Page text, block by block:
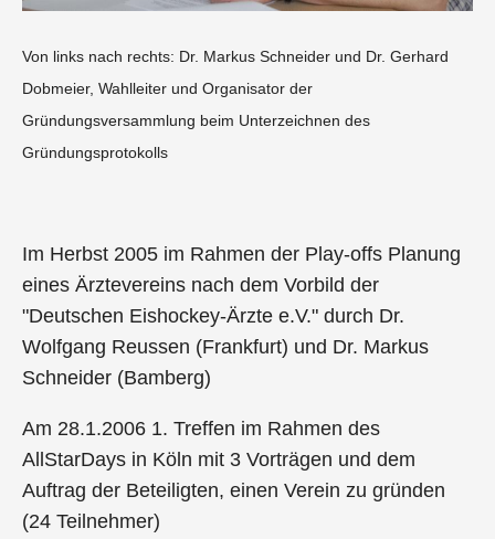
Von links nach rechts: Dr. Markus Schneider und Dr. Gerhard
Dobmeier, Wahlleiter und Organisator der
Gründungsversammlung beim Unterzeichnen des
Gründungsprotokolls
Im Herbst 2005 im Rahmen der Play-offs Planung
eines Ärztevereins nach dem Vorbild der
"Deutschen Eishockey-Ärzte e.V." durch Dr.
Wolfgang Reussen (Frankfurt) und Dr. Markus
Schneider (Bamberg)
Am 28.1.2006 1. Treffen im Rahmen des
AllStarDays in Köln mit 3 Vorträgen und dem
Auftrag der Beteiligten, einen Verein zu gründen
(24 Teilnehmer)